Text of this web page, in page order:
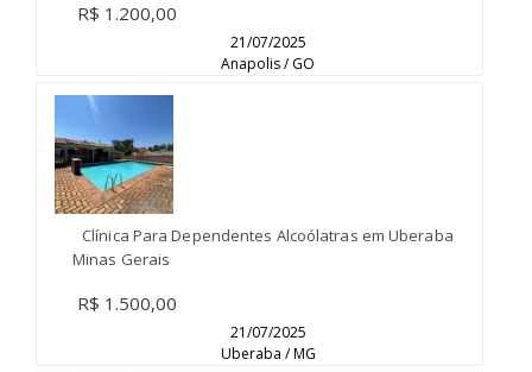
R$ 1.200,00
21/07/2025
Anapolis / GO
Clínica Para Dependentes Alcoólatras em Uberaba
Minas Gerais
R$ 1.500,00
21/07/2025
Uberaba / MG